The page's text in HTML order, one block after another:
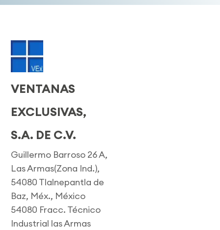
VENTANAS
EXCLUSIVAS,
S.A. DE C.V.
Guillermo Barroso 26 A,
Las Armas(Zona Ind.),
54080 Tlalnepantla de
Baz, Méx., México
54080 Fracc. Técnico
Industrial las Armas